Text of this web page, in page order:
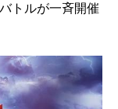
トルが一斉開催